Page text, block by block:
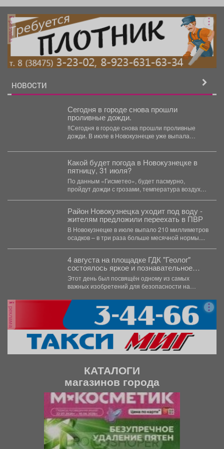
реклама
НОВОСТИ
️Сегодня в городе снова прошли
проливные дожди.
‼️Сегодня в городе снова прошли проливные
дожди. В июле в Новокузнецке уже выпала
Какой будет погода в Новокузнецке в
пятницу, 31 июля?
По данным «Гисметео», будет пасмурно,
пройдут дожди с грозами, температура воздуха
Район Новокузнецка уходит под воду -
жителям предложили переехать в ПВР
В Новокузнецке в июле выпало 210 миллиметров
осадков – в три раза больше месячной нормы....
4 августа на площадке ГДК "Геолог"
состоялось яркое и познавательное
мероприятие - "День Светофора".
Этот день был посвящён одному из самых
важных изобретений для безопасности на
реклама
КАТАЛОГИ
магазинов города